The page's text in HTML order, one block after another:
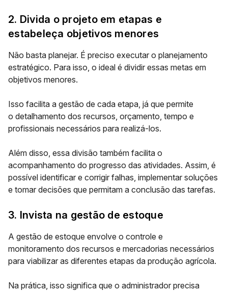
2. Divida o projeto em etapas e
estabeleça objetivos menores
Não basta planejar. É preciso executar o planejamento
estratégico. Para isso, o ideal é dividir essas metas em
objetivos menores.
Isso facilita a gestão de cada etapa, já que permite
o detalhamento dos recursos, orçamento, tempo e
profissionais necessários para realizá-los.
Além disso, essa divisão também facilita o
acompanhamento do progresso das atividades. Assim, é
possível identificar e corrigir falhas, implementar soluções
e tomar decisões que permitam a conclusão das tarefas.
3. Invista na gestão de estoque
A gestão de estoque envolve o controle e
monitoramento dos recursos e mercadorias necessários
para viabilizar as diferentes etapas da produção agrícola.
Na prática, isso significa que o administrador precisa